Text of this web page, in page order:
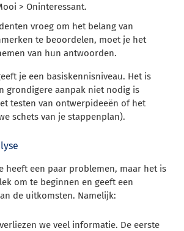
> Oninteressant.
vroeg om het belang van
te beoordelen, moet je het
van hun antwoorden.
je een basiskennisniveau. Het is
grondigere aanpak niet nodig is
testen van ontwerpideeën of het
schets van je stappenplan).
heeft een paar problemen, maar het is
om te beginnen en geeft een
de uitkomsten. Namelijk:
we veel informatie. De eerste